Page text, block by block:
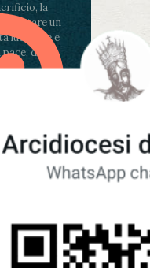
la
un
lucchese e
della